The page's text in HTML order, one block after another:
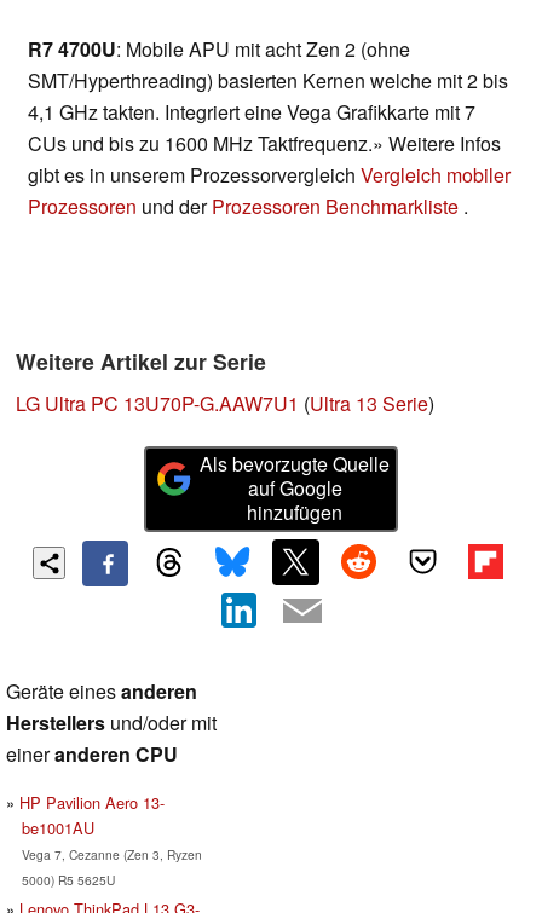
R7 4700U: Mobile APU mit acht Zen 2 (ohne
SMT/Hyperthreading) basierten Kernen welche mit 2 bis
4,1 GHz takten. Integriert eine Vega Grafikkarte mit 7
CUs und bis zu 1600 MHz Taktfrequenz.» Weitere Infos
gibt es in unserem Prozessorvergleich Vergleich mobiler
Prozessoren und derProzessoren Benchmarkliste .
Weitere Artikel zur Serie
LG Ultra PC 13U70P-G.AAW7U1 (Ultra 13 Serie)
Als bevorzugte Quelle
auf Google
hinzufügen
Geräte einesanderen
Herstellers und/oder mit
eineranderen CPU
HP Pavilion Aero 13-
be1001AU
Vega 7, Cezanne (Zen 3, Ryzen
5000) R5 5625U